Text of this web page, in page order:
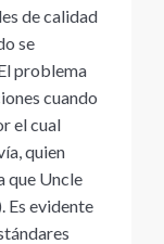
de calidad
se
problema
cuando
el cual
quien
que Uncle
Es evidente